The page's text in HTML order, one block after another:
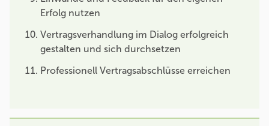
Erfolg nutzen
Vertragsverhandlung im Dialog erfolgreich
gestalten und sich durchsetzen
Professionell Vertragsabschlüsse erreichen